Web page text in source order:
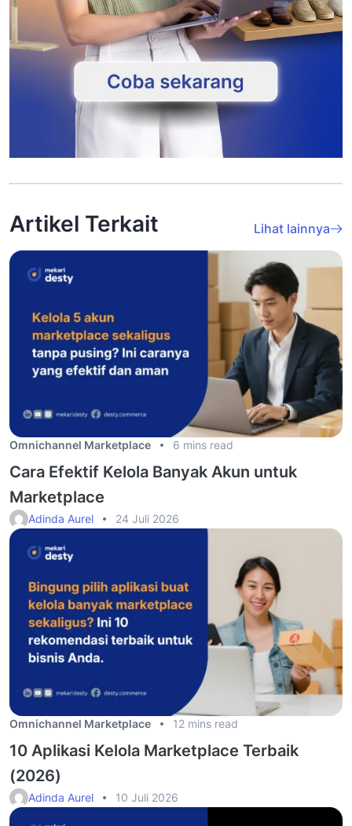
Artikel Terkait Lihat lainnya
Omnichannel Marketplace 6 mins read
Cara Efektif Kelola Banyak Akun untuk
Marketplace
Adinda Aurel 24 Juli 2026
Omnichannel Marketplace 12 mins read
10 Aplikasi Kelola Marketplace Terbaik
(2026)
Adinda Aurel 10 Juli 2026